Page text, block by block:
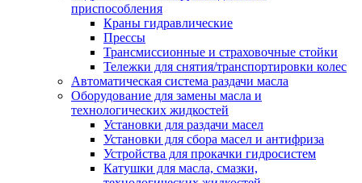
приспособления
Краны гидравлические
Прессы
Трансмиссионные и страховочные стойки
Тележки для снятия/транспортировки колес
Автоматическая система раздачи масла
Оборудование для замены масла и
технологических жидкостей
Установки для раздачи масел
Установки для сбора масел и антифриза
Устройства для прокачки гидросистем
Катушки для масла, смазки,